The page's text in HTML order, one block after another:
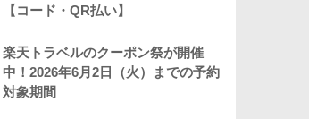
【コード・QR払い】
楽天トラベルのクーポン祭が開催
中！2026年6月2日（火）までの予約
対象期間